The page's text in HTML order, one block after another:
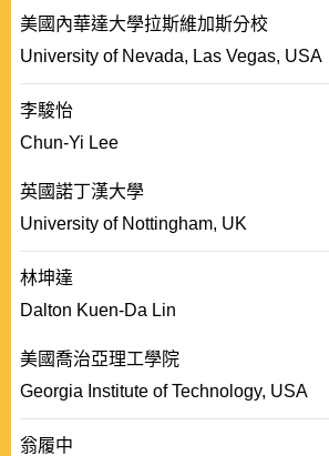
美國內華達大學拉斯維加斯分校
University of Nevada, Las Vegas, USA
李駿怡
Chun-Yi Lee
英國諾丁漢大學
University of Nottingham, UK
林坤達
Dalton Kuen-Da Lin
美國喬治亞理工學院
Georgia Institute of Technology, USA
翁履中